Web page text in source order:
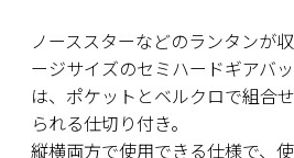
ノーススターなどのランタンが
ージサイズのセミハードギアバ
は、ポケットとベルクロで組合
られる仕切り付き。
縦横両方で使用できる仕様で、